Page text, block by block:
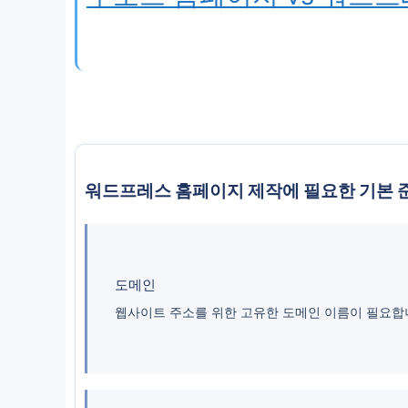
워드프레스 홈페이지 제작에 필요한 기본
도메인
웹사이트 주소를 위한 고유한 도메인 이름이 필요합